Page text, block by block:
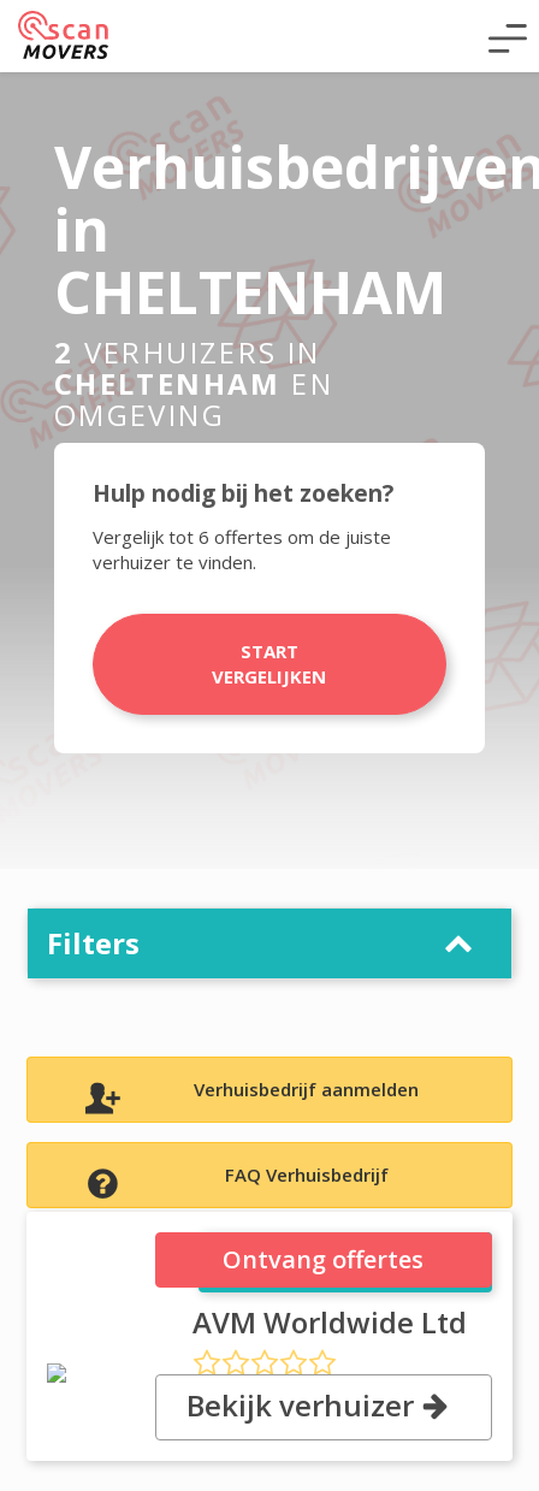
in
CHELTENHAM
2 VERHUIZERS IN
CHELTENHAM EN
OMGEVING
Hulp nodig bij het zoeken?
Vergelijk tot 6 offertes om de juiste
verhuizer te vinden.
START
VERGELIJKEN
Filters
Verhuisbedrijf aanmelden
FAQ Verhuisbedrijf
AVM Worldwide Ltd
AVM Worldwide Ltd
, Unit 42, Lansdown Ind. Estate,
GL51 8PL CHELTENHAM
Ontvang offertes
Bekijk verhuizer